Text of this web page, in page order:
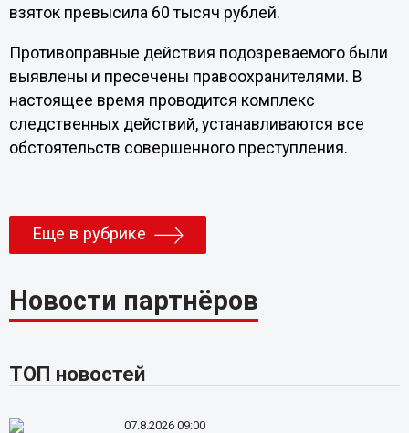
взяток превысила 60 тысяч рублей.
Противоправные действия подозреваемого были
выявлены и пресечены правоохранителями. В
настоящее время проводится комплекс
следственных действий, устанавливаются все
обстоятельств совершенного преступления.
Еще в рубрике
Новости партнёров
ТОП новостей
07.8.2026 09:00